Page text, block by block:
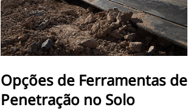
Opções de Ferramentas de
Penetração no Solo